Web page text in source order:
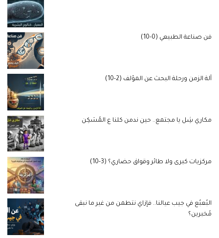
فن صناعة الطبيعي (0-10)
آلة الزمن ورحلة البحث عن المؤلف (2-10)
مكاري شِل يا مجتمع.. حين ندمن كلنا ع المُسَكِن
مركزيات كبرى ولا طائر وقواق حضاري؟ (3-10)
البُعبُع في جيب عيالنا.. فإزاي نتطمن من غير ما نبقى
مُخبرين؟